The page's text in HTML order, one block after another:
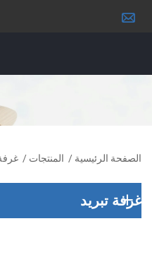
/المنتجات/غرفة التبريد